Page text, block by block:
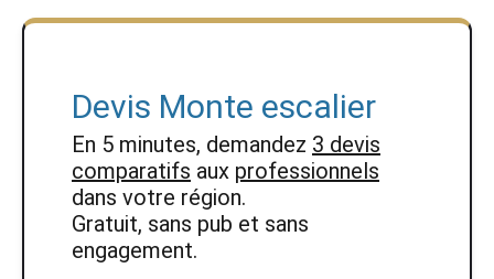
Devis Monte escalier
En 5 minutes, demandez 3 devis
comparatifs aux professionnels
dans votre région.
Gratuit, sans pub et sans
engagement.